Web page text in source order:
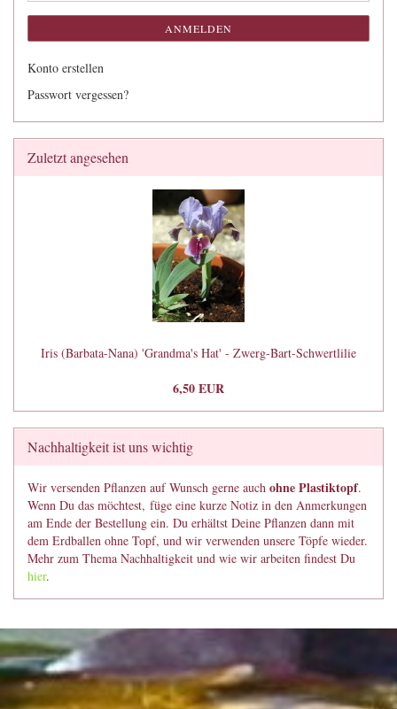
ANMELDEN
Konto erstellen
Passwort vergessen?
Zuletzt angesehen
Iris (Barbata-Nana) 'Grandma's Hat' - Zwerg-Bart-Schwertlilie
6,50 EUR
Nachhaltigkeit ist uns wichtig
Wir versenden Pflanzen auf Wunsch gerne auch ohne Plastiktopf.
Wenn Du das möchtest, füge eine kurze Notiz in den Anmerkungen
am Ende der Bestellung ein. Du erhältst Deine Pflanzen dann mit
dem Erdballen ohne Topf, und wir verwenden unsere Töpfe wieder.
Mehr zum Thema Nachhaltigkeit und wie wir arbeiten findest Du
hier.